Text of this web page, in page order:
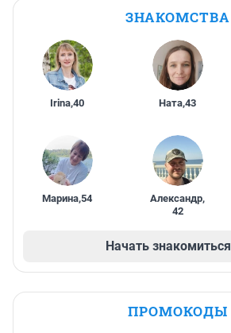
ЗНАКОМСТВА
Irina,40 Ната,43
Марина,54 Александр,
42
Начать знакомиться
ПРОМОКОДЫ